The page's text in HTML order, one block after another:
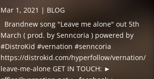
Mar 1, 2021 | BLOG
Brandnew song "Leave me alone" out 5th
March ( prod. by Senncoria ) powered by
#DistroKid #vernation #senncoria
https://distrokid.com/hyperfollow/vernation/
leave-me-alone GET IN TOUCH: ►